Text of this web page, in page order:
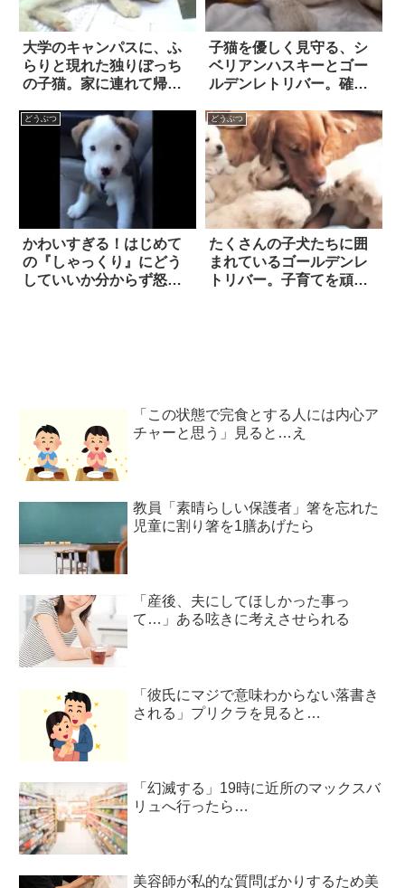
大学のキャンパスに、ふ
らりと現れた独りぼっち
の子猫。家に連れて帰る
る心強いパートナーとな
子猫を優しく見守る、シ
ベリアンハスキーとゴー
ルデンレトリバー。確か
光景に、心が癒される！
どうぶつ
かわいすぎる！はじめて
の『しゃっくり』にどう
していいか分からず怒り
どうぶつ
たくさんの子犬たちに囲
まれているゴールデンレ
トリバー。子育てを頑張
「この状態で完食とする人には内心ア
チャーと思う」見ると…え
教員「素晴らしい保護者」箸を忘れた
児童に割り箸を1膳あげたら
「産後、夫にしてほしかった事っ
て…」ある呟きに考えさせられる
「彼氏にマジで意味わからない落書き
される」プリクラを見ると…
「幻滅する」19時に近所のマックスバ
リュへ行ったら…
美容師が私的な質問ばかりするため美